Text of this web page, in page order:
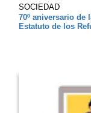
SOCIEDAD
70º aniversario de
Estatuto de los